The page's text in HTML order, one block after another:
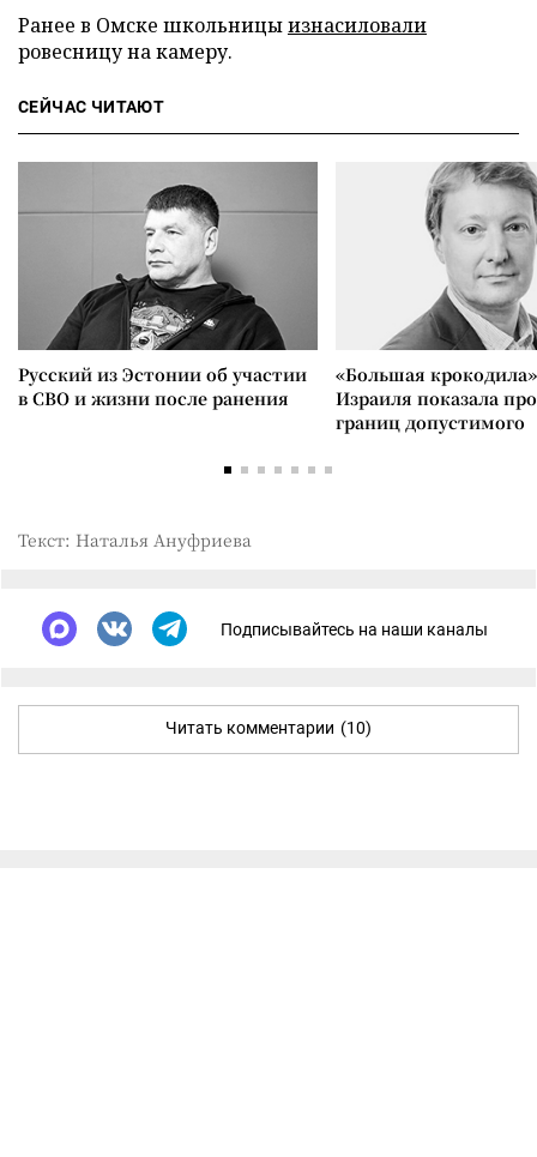
Ранее в Омске школьницыизнасиловали
ровесницу на камеру.
СЕЙЧАС ЧИТАЮТ
Русский из Эстонии об участии
в СВО и жизни после ранения
«Большая
Израиля показала
границ допустимого
Текст: Наталья Ануфриева
Подписывайтесь на наши каналы
Читать комментарии (10)